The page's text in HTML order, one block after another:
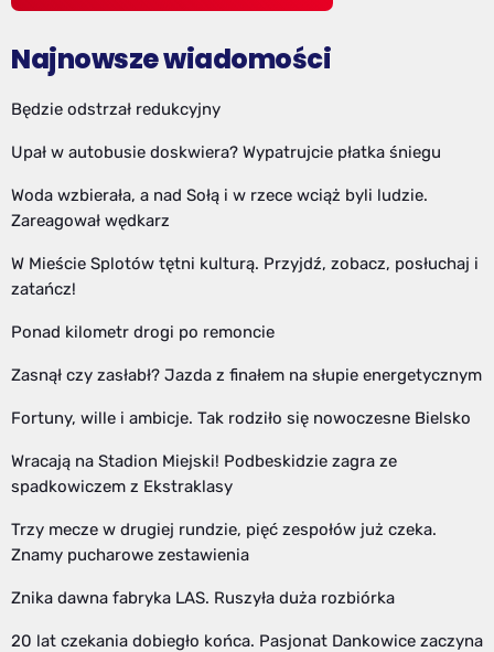
Najnowsze wiadomości
Będzie odstrzał redukcyjny
Upał w autobusie doskwiera? Wypatrujcie płatka śniegu
Woda wzbierała, a nad Sołą i w rzece wciąż byli ludzie.
Zareagował wędkarz
W Mieście Splotów tętni kulturą. Przyjdź, zobacz, posłuchaj i
zatańcz!
Ponad kilometr drogi po remoncie
Zasnął czy zasłabł? Jazda z finałem na słupie energetycznym
Fortuny, wille i ambicje. Tak rodziło się nowoczesne Bielsko
Wracają na Stadion Miejski! Podbeskidzie zagra ze
spadkowiczem z Ekstraklasy
Trzy mecze w drugiej rundzie, pięć zespołów już czeka.
Znamy pucharowe zestawienia
Znika dawna fabryka LAS. Ruszyła duża rozbiórka
20 lat czekania dobiegło końca. Pasjonat Dankowice zaczyna